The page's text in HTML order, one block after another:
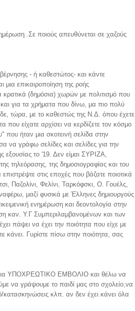
.Σε ποιούς απευθύνεται σε χαζούς
- ή καθεστώτος- και κάντε
μια επικαιροποίηση της ροής
κρατικά (δημόσια) χωρών με πολιτισμό που
για τα χρήματα που δίνω, μα πιο πολύ
τώρα, με το καθεστώς της Ν.Δ. όπου έχετε
που είχατε αρχίσει να κερδίζετε τον κόσμο
ήταν μια σκοτεινή σελίδα στην
να γράφω σελίδες και σελίδες για την
το '19. Δεν είμαι ΣΥΡΙΖΑ,
τηλεόρασης, της δημοσιογραφίας και του
στις εποχές που βάζατε ποιοτικά
Παζολίνι, Φελίνι, Ταρκόφσκι, Ο. Γουέλς,
μαζί φυσικά με Έλληνες δημιουργούς
ενημέρωση και δεοντολογία στην
καν. Υ.Γ Συμπεριλαμβανομένων και των
πάψει να έχει την ποιότητα που είχε με
κάνει. Γυρίστε πίσω στην ποιότητα, σας
για ΥΠΟΧΡΕΩΤΙΚΟ ΕΜΒΟΛΙΟ και θέλω να
να γράψουμε το παιδί μας στο σχολείο,να
κατασκηνώσεις κλπ. αν δεν έχει κάνει όλα